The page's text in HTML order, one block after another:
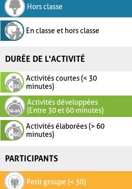
Hors classe
En classe et hors classe
DURÉE DE L'ACTIVITÉ
Activités courtes (< 30
minutes)
Activités développées
(Entre 30 et 60 minutes)
Activités élaborées (> 60
minutes)
PARTICIPANTS
Petit groupe (< 30)